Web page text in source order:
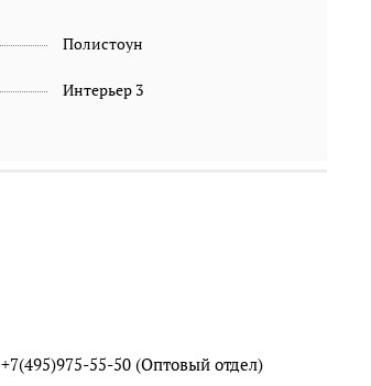
Полистоун
Интерьер 3
+7(495)975-55-50 (Оптовый отдел)